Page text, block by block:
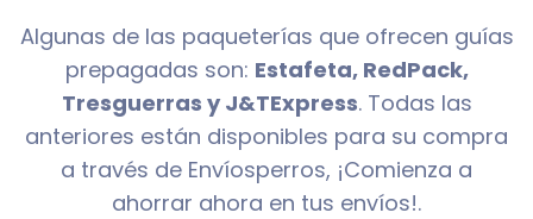
Algunas de las paqueterías que ofrecen guías
prepagadas son: Estafeta, RedPack,
Tresguerras y J&TExpress. Todas las
anteriores están disponibles para su compra
a través de Envíosperros, ¡Comienza a
ahorrar ahora en tus envíos!.